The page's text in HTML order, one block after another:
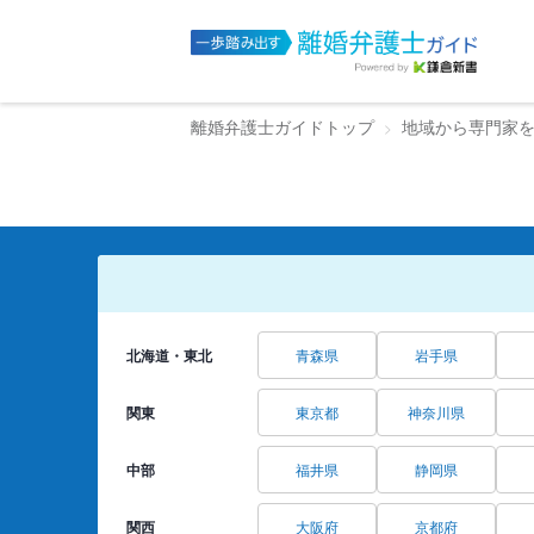
離婚弁護士ガイドトップ 地域から専門家
北海道・東北 青森県 岩手県
関東 東京都 神奈川県
中部 福井県 静岡県
関西 大阪府 京都府